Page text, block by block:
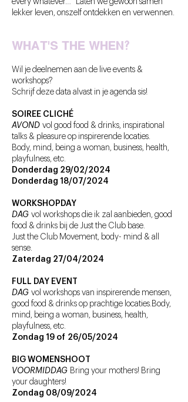
every whatever… Laten we gewoon samen
lekker leven, onszelf ontdekken en verwennen.
What's the when?
Wil je deelnemen aan de live events &
workshops?
Schrijf deze data alvast in je agenda sis!
SOIREE CLICHÉ
AVOND vol good food & drinks, inspirational
talks & pleasure op inspirerende locaties.
Body, mind, being a woman, business, health,
playfulness, etc.
Donderdag 29/02/2024
Donderdag 18/07/2024
WORKSHOPDAY
DAG vol workshops die ik zal aanbieden, good
food & drinks bij de Just the Club base.
Just the Club Movement, body- mind & all
sense.
Zaterdag 27/04/2024
FULL DAY EVENT
DAG vol workshops van inspirerende mensen,
good food & drinks op prachtige locaties. Body,
mind, being a woman, business, health,
playfulness, etc.
Zondag 19 of 26/05/2024
BIG WOMENSHOOT
VOORMIDDAG Bring your mothers! Bring
your daughters!
Zondag 08/09/2024